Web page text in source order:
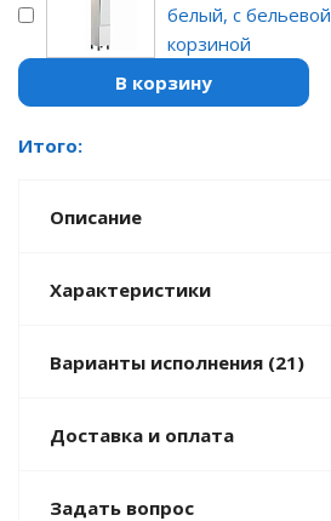
белый, с бельевой
корзиной
В корзину
Итого:
Описание
Характеристики
Варианты исполнения (21)
Доставка и оплата
Задать вопрос